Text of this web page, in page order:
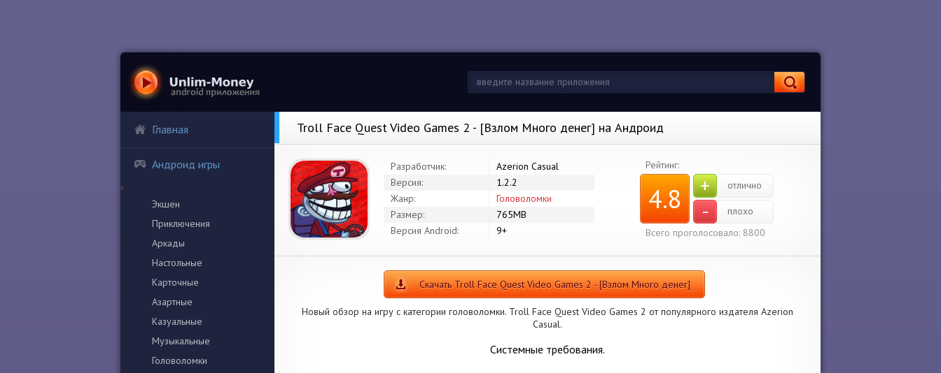
Главная
Андроид игры
Экшен
Приключения
Аркады
Настольные
Карточные
Азартные
Казуальные
Музыкальные
Головоломки
Troll Face Quest Video Games 2 - [Взлом Много денег] на Андроид
Разработчик:
Azerion Casual
Версия:
1.2.2
Жанр:
Головоломки
Размер:
765MB
Версия Android:
9+
Рейтинг:
4.8 + отлично
-
плохо
Всего проголосовало: 8800
Скачать Troll Face Quest Video Games 2 - [Взлом Много денег]
Новый обзор на игру с категории головоломки. Troll Face Quest Video Games 2 от популярного издателя Azerion
Casual.
Системные требования.